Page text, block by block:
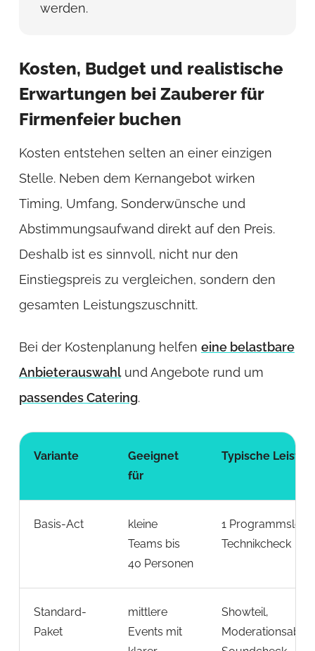
werden.
Kosten, Budget und realistische
Erwartungen bei Zauberer für
Firmenfeier buchen
Kosten entstehen selten an einer einzigen
Stelle. Neben dem Kernangebot wirken
Timing, Umfang, Sonderwünsche und
Abstimmungsaufwand direkt auf den Preis.
Deshalb ist es sinnvoll, nicht nur den
Einstiegspreis zu vergleichen, sondern den
gesamten Leistungszuschnitt.
Bei der Kostenplanung helfen eine belastbare
Anbieterauswahlund Angebote rund um
passendes Catering.
Variante
Geeignet
für
Typische
Basis-Act
kleine
Teams bis
40 Personen
1 Programmslot,
Technikcheck
Standard-
Paket
mittlere
Events mit
Showteil,